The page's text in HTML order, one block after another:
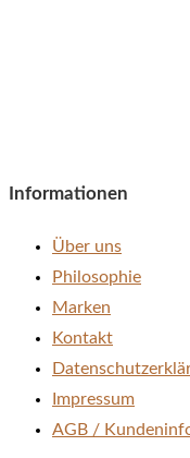
Informationen
Über uns
Philosophie
Marken
Kontakt
Impressum
AGB /